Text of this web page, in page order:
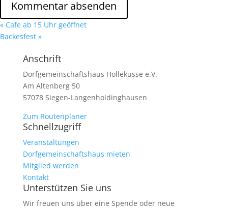
« Cafe ab 15 Uhr geöffnet
Backesfest »
Anschrift
Dorfgemeinschaftshaus Hollekusse e.V.
Am Altenberg 50
57078 Siegen-Langenholdinghausen
Zum Routenplaner
Schnellzugriff
Veranstaltungen
Dorfgemeinschaftshaus mieten
Mitglied werden
Kontakt
Unterstützen Sie uns
Wir freuen uns über eine Spende oder neue